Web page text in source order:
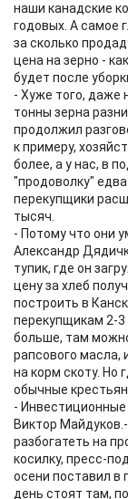
наши канадские
годовых. А самое
за сколько
цена на зерно -
будет после
- Хуже того, даже
тонны зерна
продолжил
к примеру,
более, а у нас, в
"продоволку"
перекупщики
тысяч.
- Потому что они
Александр
тупик, где он
цену за хлеб
построить в
перекупщикам 2-3
больше, там
рапсового масла,
на корм скоту. Но
обычные
-
Виктор
разбогатеть на
косилку, пресс-
осени поставил в
день стоят там,